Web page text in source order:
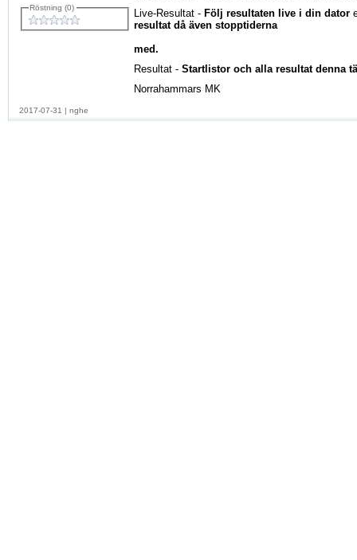
Röstning (0)
Live-Resultat - Följ resultaten live i din dator
resultat då även stopptiderna
med.
Resultat - Startlistor och alla resultat denna
Norrahammars MK
2017-07-31 | nghe